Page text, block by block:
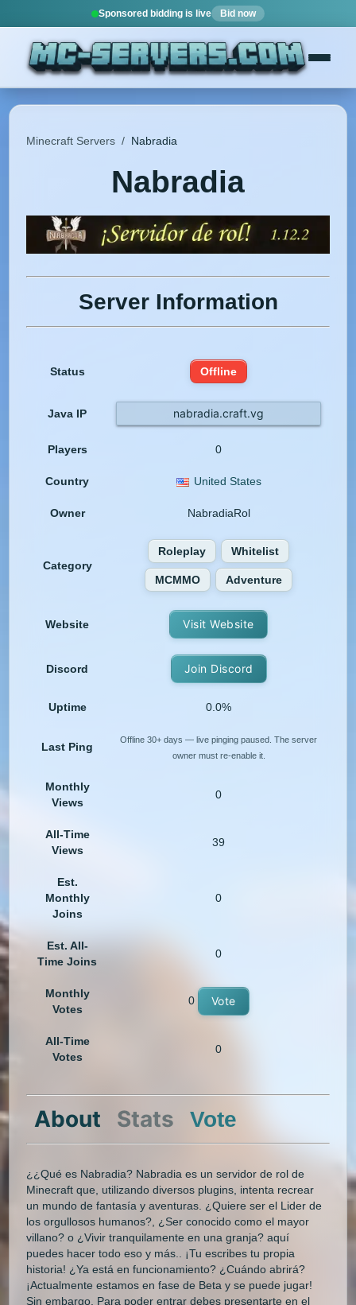
Sponsored bidding is live Bid now
Minecraft Servers / Nabradia
Nabradia
Server Information
Status Offline
Java IP nabradia.craft.vg
Players 0
Country United States
Owner NabradiaRol
Category
Roleplay Whitelist
MCMMO Adventure
Website Visit Website
Discord Join Discord
Uptime 0.0%
Last Ping
Offline 30+ days — live pinging paused. The server
owner must re-enable it.
Monthly
Views
0
All-Time
Views
39
Est.
Monthly
Joins
0
Est. All-
Time Joins
0
Monthly
Votes
0 Vote
All-Time
Votes
0
About Stats Vote
¿¿Qué es Nabradia? Nabradia es un servidor de rol de
Minecraft que, utilizando diversos plugins, intenta recrear
un mundo de fantasía y aventuras. ¿Quiere ser el Lider de
los orgullosos humanos?, ¿Ser conocido como el mayor
villano? o ¿Vivir tranquilamente en una granja? aquí
puedes hacer todo eso y más.. ¡Tu escribes tu propia
historia! ¿Ya está en funcionamiento? ¿Cuándo abrirá?
¡Actualmente estamos en fase de Beta y se puede jugar!
Sin embargo, Para poder entrar debes presentarte en el